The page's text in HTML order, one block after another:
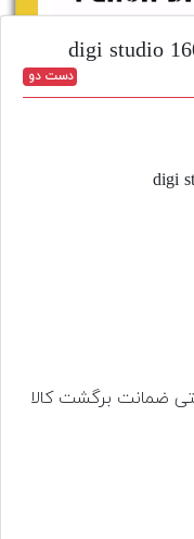
دست دو
ضمانت برگشت کالا